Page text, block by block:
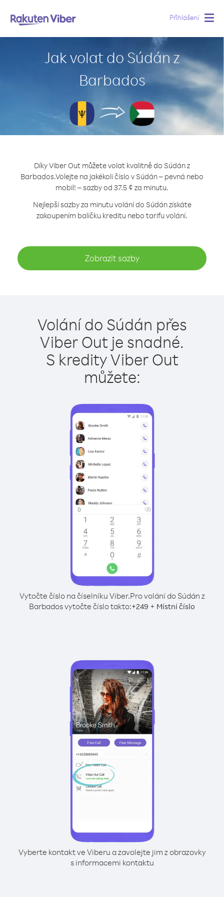
Přihlášení
Jak volat do Súdán z
Barbados
Díky Viber Out můžete volat kvalitně do Súdán z
Barbados.Volejte na jakékoli číslo v Súdán – pevná nebo
mobil! – sazby od 37.5 ¢ za minutu.
Nejlepší sazby za minutu volání do Súdán získáte
zakoupením balíčku kreditu nebo tarifu volání.
Zobrazit sazby
Volání do Súdán přes
Viber Out je snadné.
S kredity Viber Out
můžete:
Vytočte číslo na číselníku Viber.Pro volání do Súdán z
Barbados vytočte číslo takto:+249 + Místní číslo
Vyberte kontakt ve Viberu a zavolejte jim z obrazovky
s informacemi kontaktu